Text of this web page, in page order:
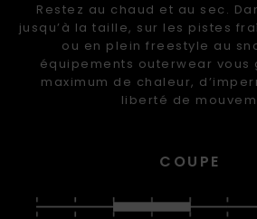
Restez au chaud et au sec.
jusqu’à la taille, sur les pistes
ou en plein freestyle au
équipements outerwear vous
maximum de chaleur,
liberté de
COUPE